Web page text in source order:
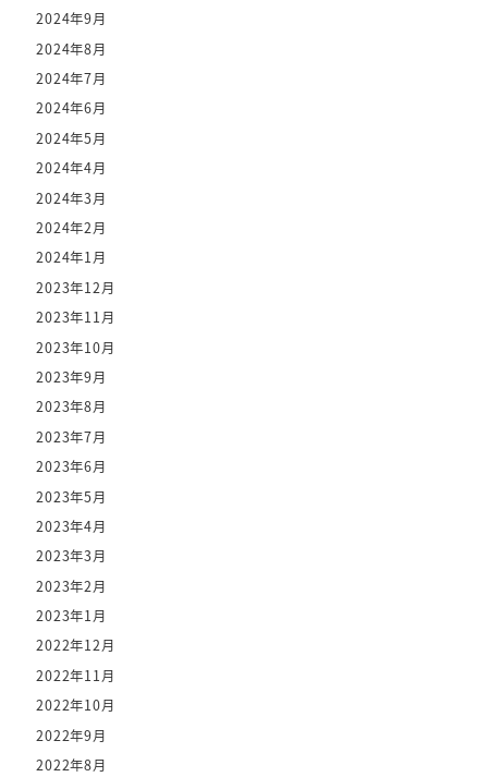
2024年9月
2024年8月
2024年7月
2024年6月
2024年5月
2024年4月
2024年3月
2024年2月
2024年1月
2023年12月
2023年11月
2023年10月
2023年9月
2023年8月
2023年7月
2023年6月
2023年5月
2023年4月
2023年3月
2023年2月
2023年1月
2022年12月
2022年11月
2022年10月
2022年9月
2022年8月